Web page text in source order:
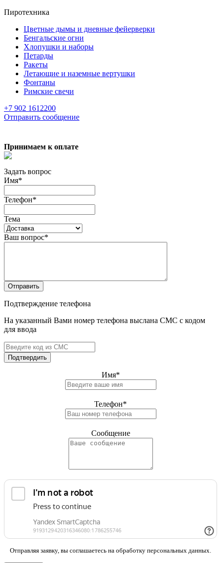
Пиротехника
Цветные дымы и дневные фейерверки
Бенгальские огни
Хлопушки и наборы
Петарды
Ракеты
Летающие и наземные вертушки
Фонтаны
Римские свечи
+7 902 1612200
Отправить сообщение
Принимаем к оплате
Задать вопрос
Имя*
Телефон*
Тема
Ваш вопрос*
Отправить
Подтверждение телефона
На указанный Вами номер телефона выслана СМС с кодом
для ввода
Подтвердить
Имя*
Телефон*
Сообщение
Отправляя заявку, вы соглашаетесь на обработку персональных данных.